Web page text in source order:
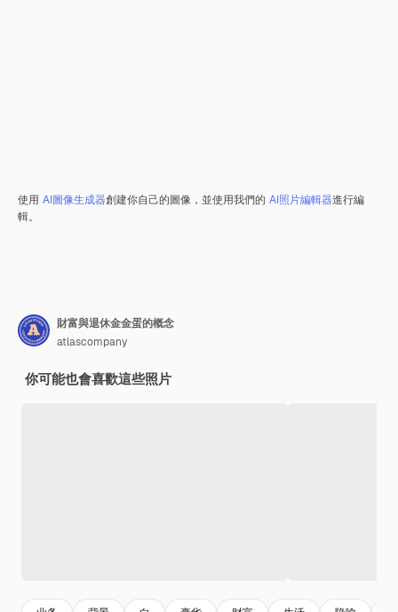
使用 AI圖像生成器創建你自己的圖像，並使用我們的 AI照片編輯器進行編
輯。
財富與退休金金蛋的概念
atlascompany
你可能也會喜歡這些照片